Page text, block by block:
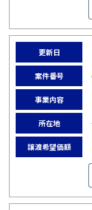
更新日
案件番号
事業内容
所在地
譲渡希望価額